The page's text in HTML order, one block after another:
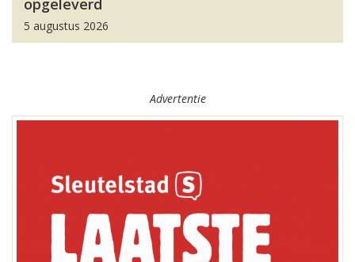
opgeleverd
5 augustus 2026
Advertentie